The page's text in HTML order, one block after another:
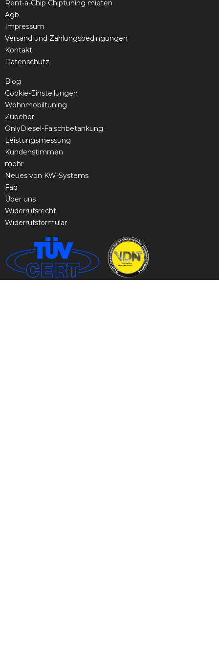
Rent-a-Chip Chiptuning mieten
Agb
Impressum
Versand und Zahlungsbedingungen
Kontakt
Datenschutz
Blog
Cookie-Einstellungen
Wohnmobiltuning
Zubehör
OnlyDiesel-Falschbetankung
Leistungsmessung
Kundenstimmen
mehr
Neues von KW-Systems
Faq
Über uns
Widerrufsrecht
Widerrufsformular